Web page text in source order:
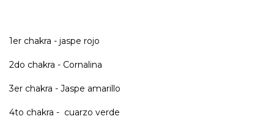
1er chakra - jaspe rojo
2do chakra - Cornalina
3er chakra - Jaspe amarillo
4to chakra - cuarzo verde